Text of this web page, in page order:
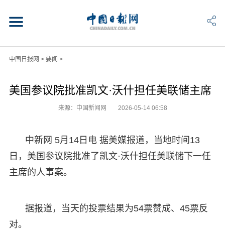
中国日报网 > 要闻 >
美国参议院批准凯文·沃什担任美联储主席
来源：中国新闻网 2026-05-14 06:58
中新网 5月14日电 据美媒报道，当地时间13
日，美国参议院批准了凯文·沃什担任美联储下一任
主席的人事案。
据报道，当天的投票结果为54票赞成、45票反
对。